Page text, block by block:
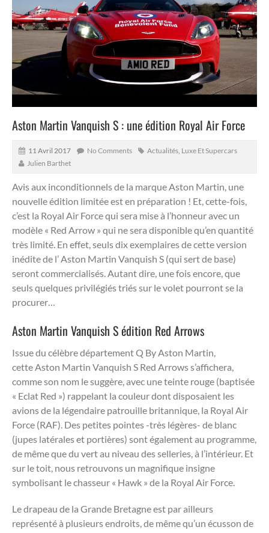
Aston Martin Vanquish S : une édition Royal Air Force
11 Avril 2017 No Comments Actualités Luxe Et Supercars
Julien Barthet
Avis aux inconditionnels de la marque Aston Martin, une
nouvelle édition limitée est en préparation ! Et, cette-fois,
c’est la Royal Air Force qui sera mise à l’honneur avec un
modèle « Red Arrow » qui ne sera disponible qu’en quantité
très limité. En effet, seuls dix exemplaires de cette version
inédite de l’ Aston Martin Vanquish S (qui sert de base)
seront commercialisés. Autant dire, une fois encore, que
seuls quelques privilégiés triés sur le volet pourront se la
procurer…
Aston Martin Vanquish S édition Red Arrows
Issue du célèbre département Q By Aston Martin,
cette Aston Martin Vanquish S Red Arrows s’affichera,
comme son nom le suggère, avec une teinte rouge (baptisée
« Eclat Red ») rappelant la couleur dont disposaient les
avions de la légendaire patrouille britannique, la Royal Air
Force (RAF). Des petites pointes -très légères- de blanc
(jupes latérales et portières) sont également au programme,
de même que du vert au niveau des selleries, à l’intérieur. Et
sur le toit, nous retrouvons un magnifique insigne
symbolisant le chasseur « Hawk » de la Royal Air Force.
Le drapeau de la Grande Bretagne est par ailleurs
représenté à plusieurs endroits, de même qu’un écusson de